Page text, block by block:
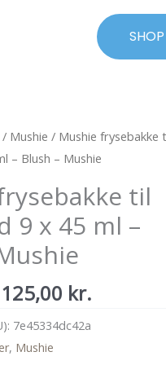
SHOP
Mushie / Mushie frysebakke
– Blush – Mushie
til
9 x 45 ml –
Den
oprindelige
pris
var:
125,00 kr.Den
7e45334dc42a
, Mushie